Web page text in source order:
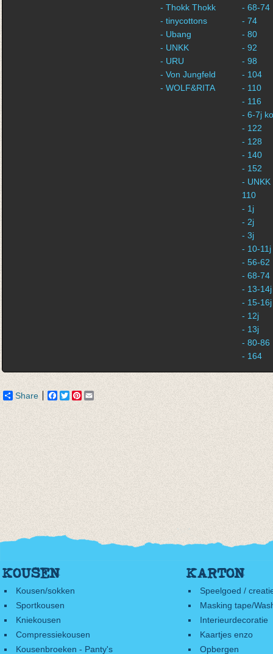
- Thokk Thokk
- tinycottons
- Ubang
- UNKK
- URU
- Von Jungfeld
- WOLF&RITA
- 68-74
- 74
- 80
- 92
- 98
- 104
- 110
- 116
- 6-7j
- 122
- 128
- 140
- 152
-
110
- 1j
- 2j
- 3j
- 10-11j
- 56-62
- 68-74
- 13-14j
- 15-16j
- 12j
- 13j
- 80-86
- 164
Share Facebook
TwitterPinterest
KOUSEN
Kousen/sokken
Sportkousen
Kniekousen
Compressiekousen
Kousenbroeken - Panty's
KARTON
Speelgoed /
Masking tape/
Interieurdecoratie
Kaartjes enzo
Opbergen